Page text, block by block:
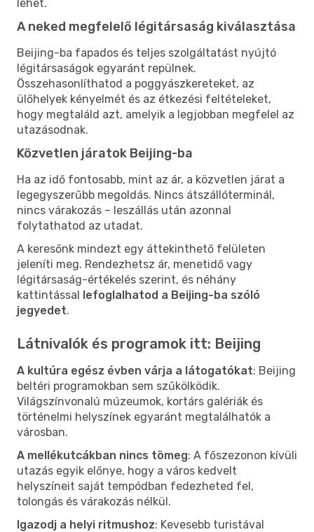
lehet.
A neked megfelelő légitársaság kiválasztása
Beijing-ba fapados és teljes szolgáltatást nyújtó
légitársaságok egyaránt repülnek.
Összehasonlíthatod a poggyászkereteket, az
ülőhelyek kényelmét és az étkezési feltételeket,
hogy megtaláld azt, amelyik a legjobban megfelel az
utazásodnak.
Közvetlen járatok Beijing-ba
Ha az idő fontosabb, mint az ár, a közvetlen járat a
legegyszerűbb megoldás. Nincs átszállóterminál,
nincs várakozás – leszállás után azonnal
folytathatod az utadat.
A keresőnk mindezt egy áttekinthető felületen
jeleníti meg. Rendezhetsz ár, menetidő vagy
légitársaság-értékelés szerint, és néhány
kattintással lefoglalhatod a Beijing-ba szóló
jegyedet.
Látnivalók és programok itt: Beijing
A kultúra egész évben várja a látogatókat: Beijing
beltéri programokban sem szűkölködik.
Világszínvonalú múzeumok, kortárs galériák és
történelmi helyszínek egyaránt megtalálhatók a
városban.
A mellékutcákban nincs tömeg: A főszezonon kívüli
utazás egyik előnye, hogy a város kedvelt
helyszíneit saját tempódban fedezheted fel,
tolongás és várakozás nélkül.
Igazodj a helyi ritmushoz: Kevesebb turistával